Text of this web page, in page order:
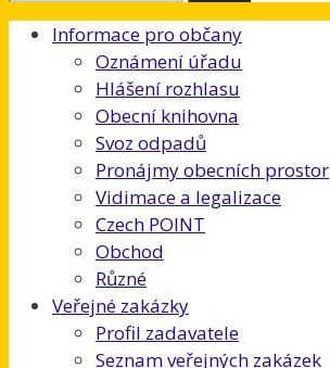
Informace pro občany
Oznámení úřadu
Hlášení rozhlasu
Obecní knihovna
Svoz odpadů
Pronájmy obecních prostor
Vidimace a legalizace
Czech POINT
Obchod
Různé
Veřejné zakázky
Profil zadavatele
Seznam veřejných zakázek